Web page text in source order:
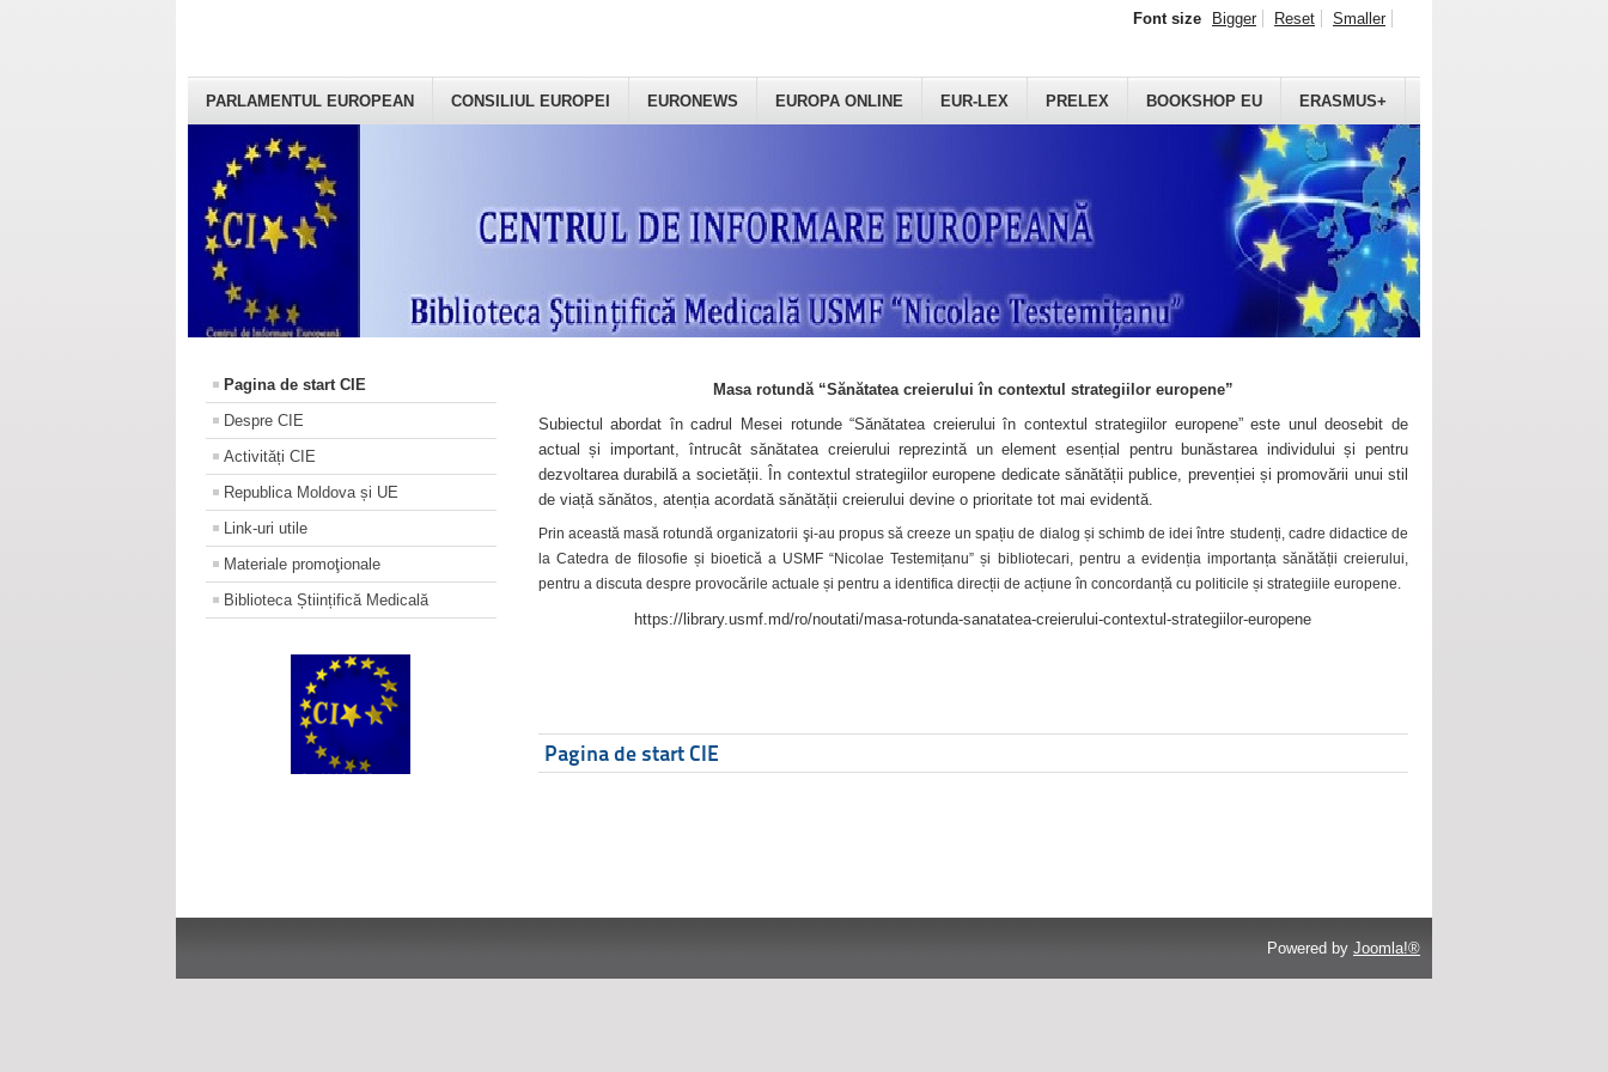
PARLAMENTUL EUROPEAN CONSILIUL EUROPEI EURONEWS EUROPA ONLINE EUR-LEX PRELEX BOOKSHOP EU ERASMUS+
Font size Bigger Reset Smaller
Pagina de start CIE
Despre CIE
Activități CIE
Republica Moldova și UE
Link-uri utile
Materiale promoţionale
Biblioteca Științifică Medicală
Masa rotundă “Sănătatea creierului în contextul strategiilor europene”
Subiectul abordat în cadrul Mesei rotunde “Sănătatea creierului în contextul strategiilor europene” este unul deosebit de
actual și important, întrucât sănătatea creierului reprezintă un element esențial pentru bunăstarea individului și pentru
dezvoltarea durabilă a societății. În contextul strategiilor europene dedicate sănătății publice, prevenției și promovării unui stil
de viață sănătos, atenția acordată sănătății creierului devine o prioritate tot mai evidentă.
Prin această masă rotundă organizatorii şi-au propus să creeze un spațiu de dialog și schimb de idei între studenți, cadre didactice de
la Catedra de filosofie și bioetică a USMF “Nicolae Testemițanu” și bibliotecari, pentru a evidenția importanța sănătății creierului,
pentru a discuta despre provocările actuale și pentru a identifica direcții de acțiune în concordanță cu politicile și strategiile europene.
https://library.usmf.md/ro/noutati/masa-rotunda-sanatatea-creierului-contextul-strategiilor-europene
Pagina de start CIE
Powered by Joomla!®